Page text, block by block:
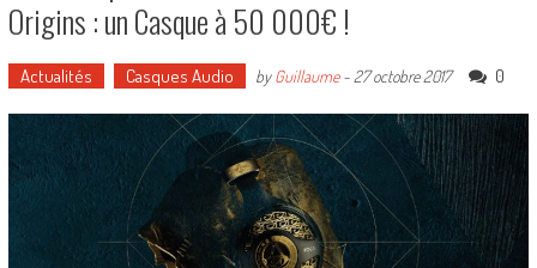
Origins : un Casque à 50 000€ !
Actualités Casques Audio byGuillaume- 27 octobre 2017 0